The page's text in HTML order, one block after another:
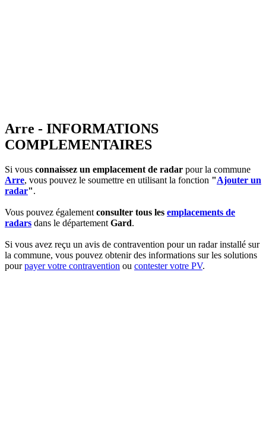
Arre - INFORMATIONS
COMPLEMENTAIRES
Si vous connaissez un emplacement de radar pour la commune
Arre, vous pouvez le soumettre en utilisant la fonction "Ajouter un
radar".
Vous pouvez égalementconsulter tous les emplacements de
radars dans le départementGard.
Si vous avez reçu un avis de contravention pour un radar installé sur
la commune, vous pouvez obtenir des informations sur les solutions
pourpayer votre contravention ou contester votre PV.